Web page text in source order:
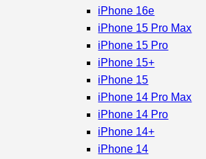
iPhone 16e
iPhone 15 Pro Max
iPhone 15 Pro
iPhone 15+
iPhone 15
iPhone 14 Pro Max
iPhone 14 Pro
iPhone 14+
iPhone 14